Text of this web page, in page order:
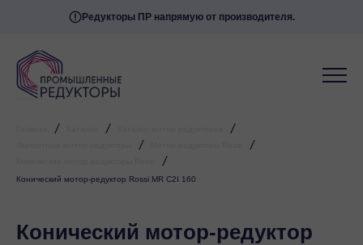
Редукторы ПР напрямую от производителя.
/ / /
/ /
/
Конический мотор-редуктор Rossi MR C2I 160
Конический мотор-редуктор